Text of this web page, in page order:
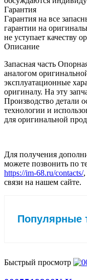
Гарантия
Гарантия на все
гарантии на
не уступает качеству
Описание
Запасная часть
аналогом
эксплуатационные
оригиналу. На эту
Производство детали
технологии и
для оригинальной
Для получения
можете позвонить по
https://im-68.ru/contacts/,
связи на нашем сайте.
Популярные
Быстрый просмотр